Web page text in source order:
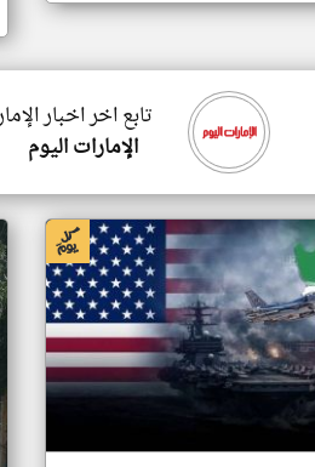
تابع اخر اخبار
الإمارات اليوم